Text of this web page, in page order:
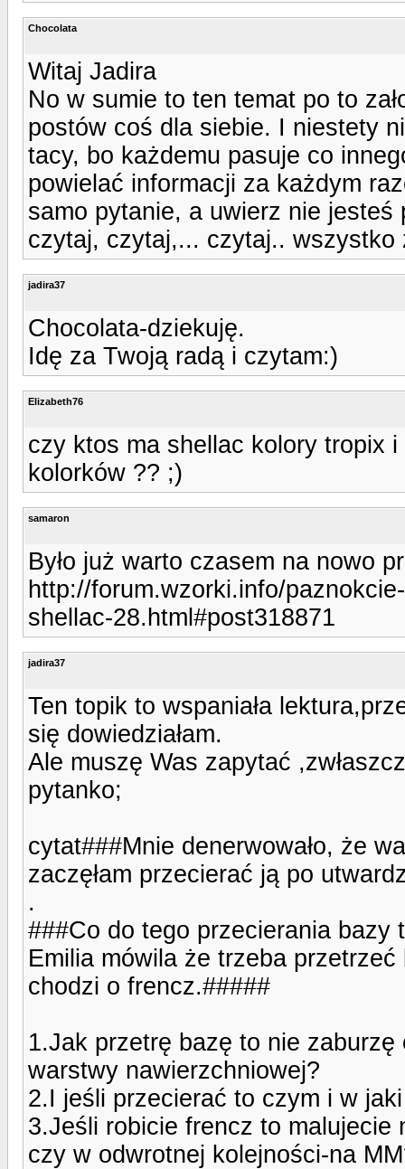
Chocolata
Witaj Jadira
No w sumie to ten temat po to
postów coś dla siebie. I niestety
tacy, bo każdemu pasuje co
powielać informacji za każdym
samo pytanie, a uwierz nie
czytaj, czytaj,... czytaj.. wszystko
jadira37
Chocolata-dziekuję.
Idę za Twoją radą i czytam:)
Elizabeth76
czy ktos ma shellac kolory tropix
kolorków ?? ;)
samaron
Było już warto czasem na nowo
http://forum.wzorki.info/
shellac-28.html#post318871
jadira37
Ten topik to wspaniała
się dowiedziałam.
Ale muszę Was zapytać
pytanko;
cytat###Mnie denerwowało, że
zaczęłam przecierać ją po
.
###Co do tego przecierania bazy
Emilia mówila że trzeba
chodzi o frencz.#####
1.Jak przetrę bazę to nie
warstwy nawierzchniowej?
2.I jeśli przecierać to czym i w
3.Jeśli robicie frencz to malujecie
czy w odwrotnej kolejności-na